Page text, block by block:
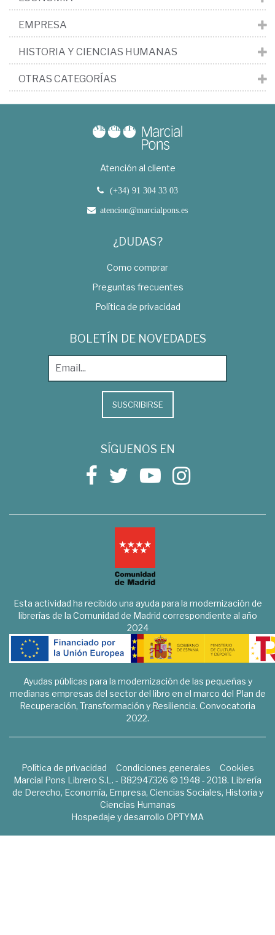
EMPRESA
HISTORIA Y CIENCIAS HUMANAS
OTRAS CATEGORÍAS
Atención al cliente
(+34) 91 304 33 03
atencion@marcialpons.es
¿DUDAS?
Como comprar
Preguntas frecuentes
Política de privacidad
BOLETÍN DE NOVEDADES
SUSCRIBIRSE
SÍGUENOS EN
Esta actividad ha recibido una ayuda para la modernización de
librerías de la Comunidad de Madrid correspondiente al año
2024
Ayudas públicas para la modernización de las pequeñas y
medianas empresas del sector del libro en el marco del Plan de
Recuperación, Transformación y Resiliencia. Convocatoria
2022.
Política de privacidad Condiciones generales
Cookies
Marcial Pons Librero S.L. - B82947326 © 1948 - 2018. Librería
de Derecho, Economía, Empresa, Ciencias Sociales, Historia y
Ciencias Humanas
Hospedaje y desarrollo OPTYMA